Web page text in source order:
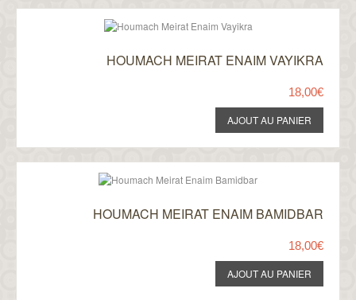
HOUMACH MEIRAT ENAIM VAYIKRA
18,00€
HOUMACH MEIRAT ENAIM BAMIDBAR
18,00€